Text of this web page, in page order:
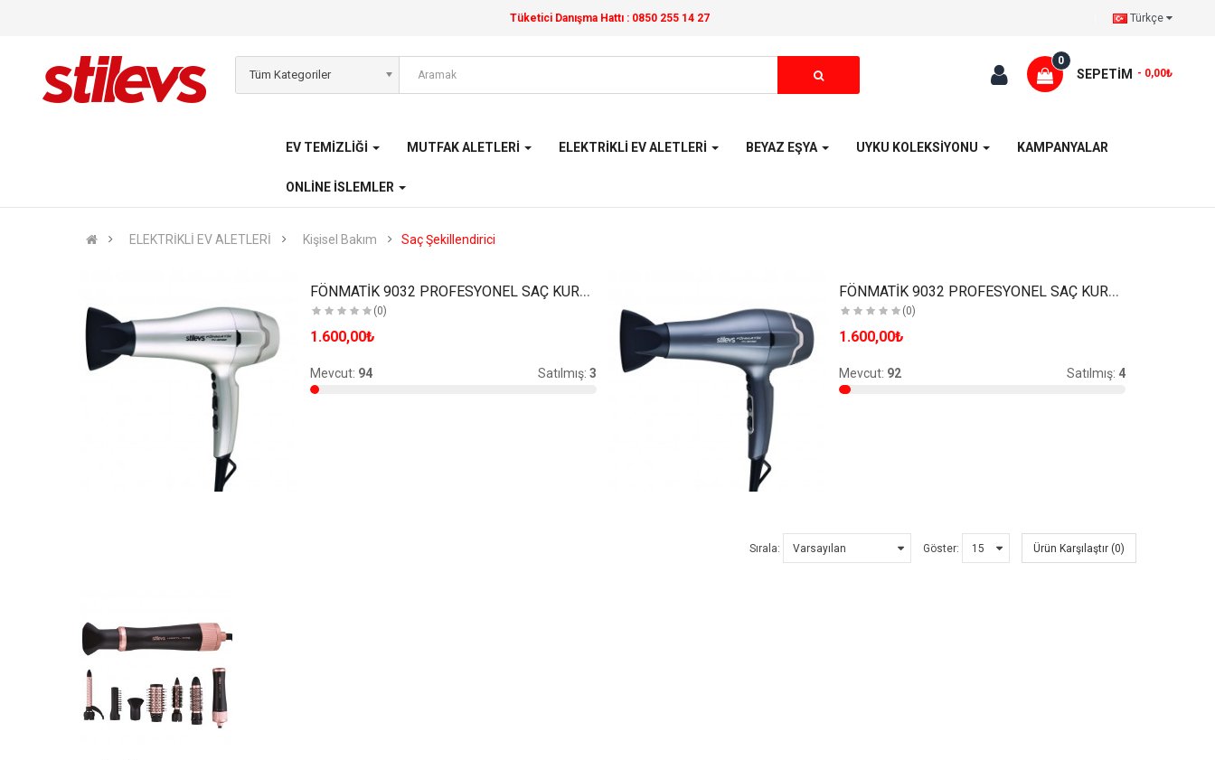
Tüketici Danışma Hattı : 0850 255 14 27 Türkçe
Tüm Kategoriler SEPETIM
0
- 0,00₺
EV TEMIZLIĞI MUTFAK ALETLERI ELEKTRIKLI EV ALETLERI BEYAZ EŞYA UYKU KOLEKSİYONU KAMPANYALAR
ONLINE İSLEMLER
ELEKTRİKLİ EV ALETLERİ Kişisel Bakım Saç Şekillendirici
FÖNMATİK 9032 PROFESYONEL SAÇ KURUTMA MAKİNESİ-GOL..
(0)
1.600,00₺
Mevcut: 94 Satılmış: 3
FÖNMATİK 9032 PROFESYONEL SAÇ KURUTMA MAKİNESİ-GRİ..
(0)
1.600,00₺
Mevcut: 92 Satılmış: 4
Sırala: Göster: Ürün Karşılaştır (0)